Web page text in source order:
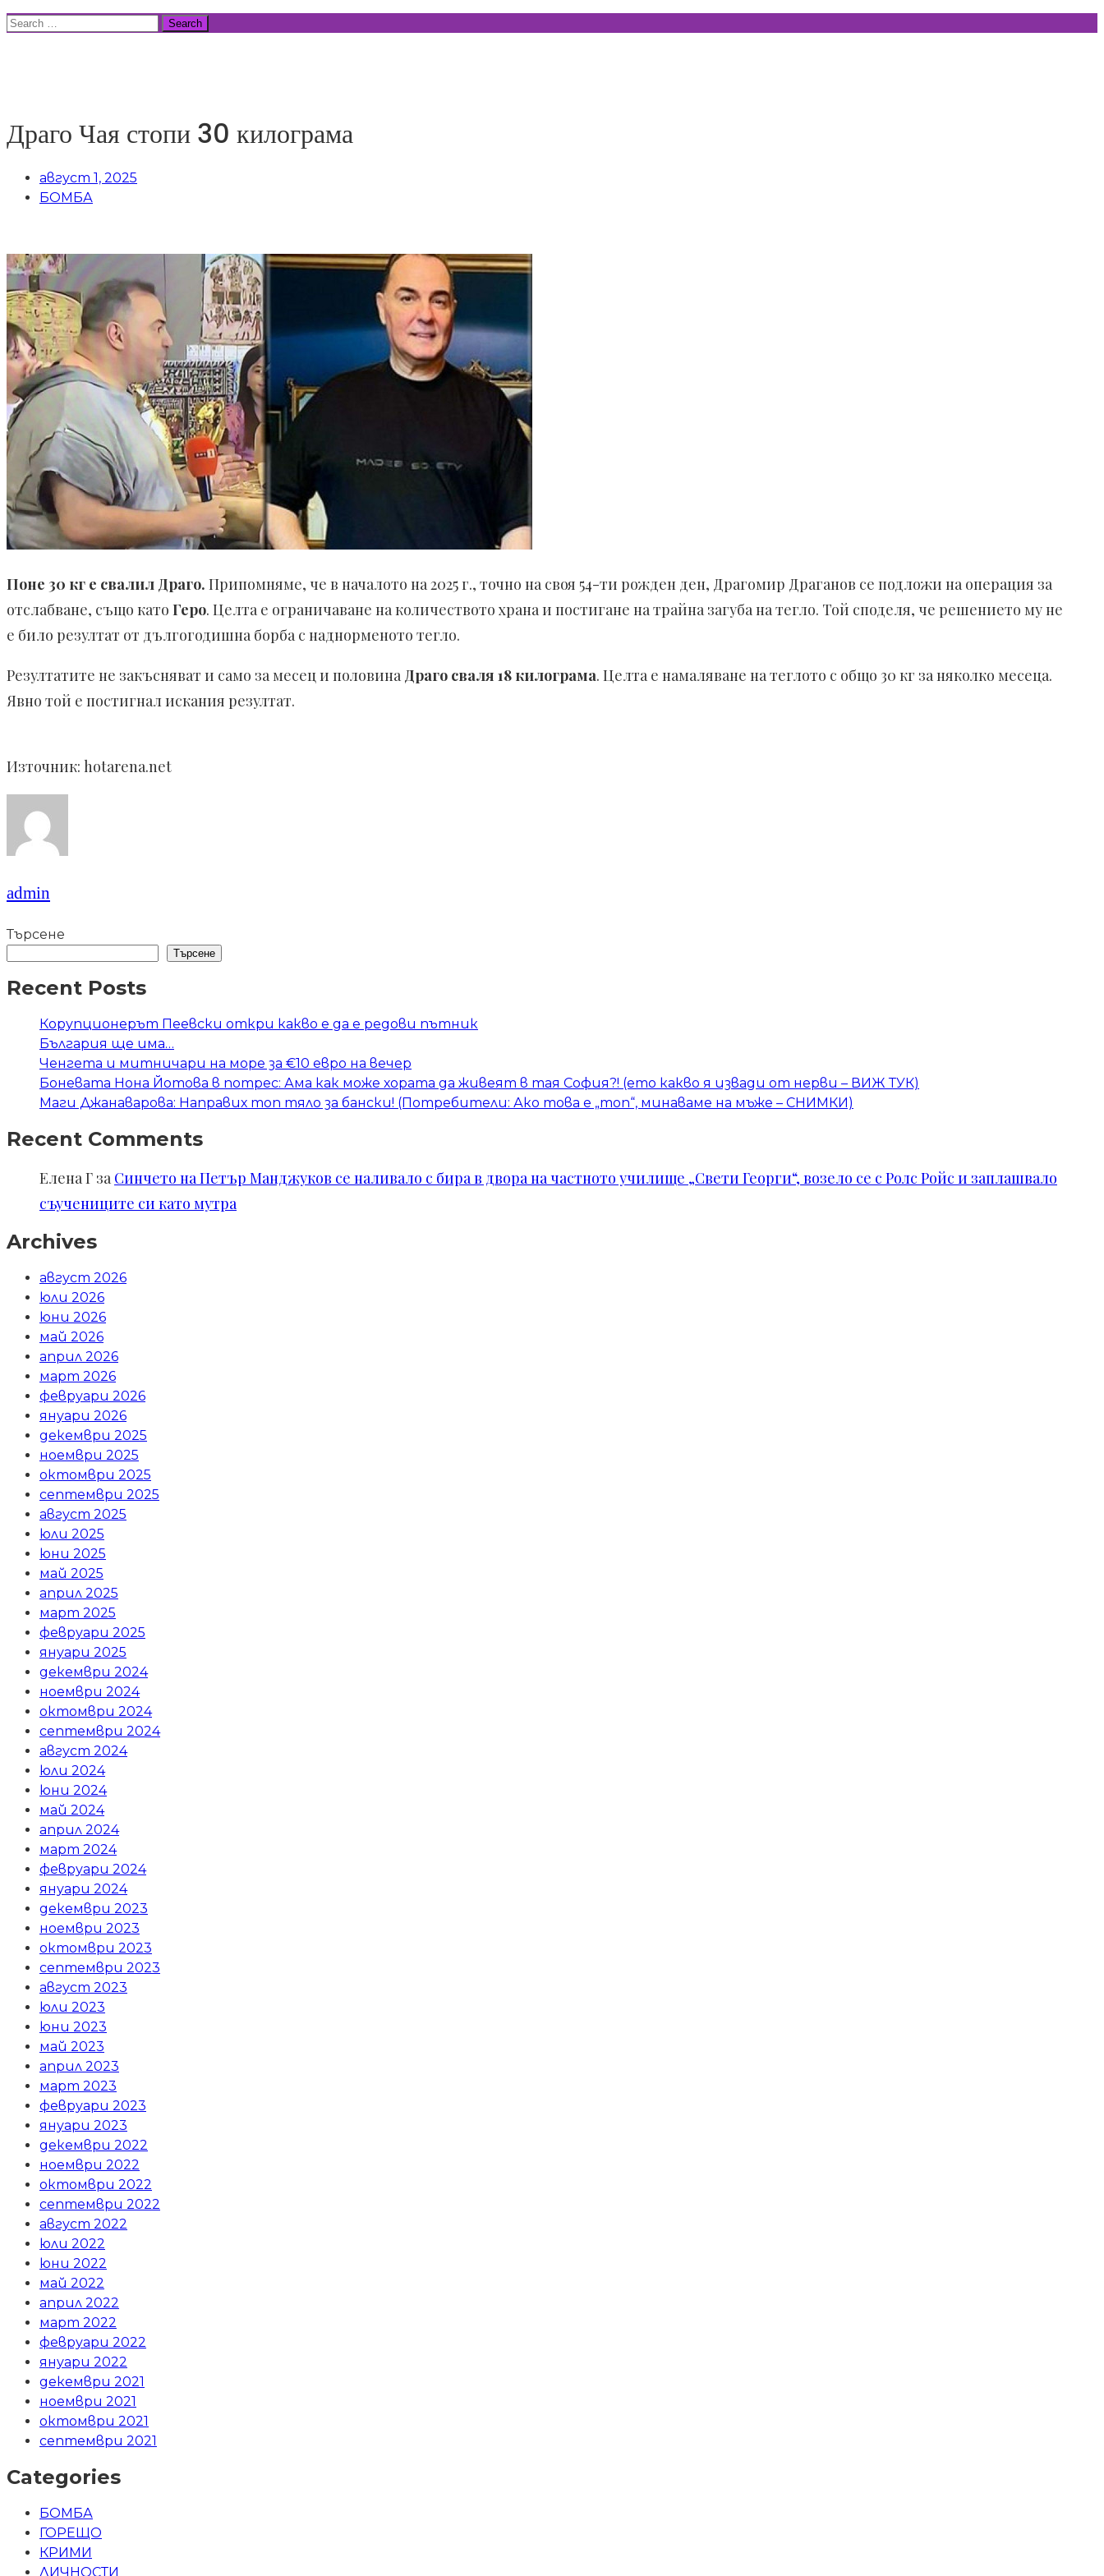
Skip
Search
Драго Чая стопи 30 килограма
август 1, 2025
БОМБА
Поне 30 кг е свалил Драго. Припомняме, че в началото на 2025 г., точно на своя 54-ти рожден ден, Драгомир Драганов се подложи на операция за
отслабване, също като Геро. Целта е ограничаване на количеството храна и постигане на трайна загуба на тегло. Той споделя, че решението му не
е било резултат от дългогодишна борба с наднорменото тегло.
Резултатите не закъсняват и само за месец и половина Драго сваля 18 килограма. Целта е намаляване на теглото с общо 30 кг за няколко месеца.
Явно той е постигнал искания резултат.
Източник: hotarena.net
admin
Търсене
Търсене
Recent Posts
Корупционерът Пеевски откри какво е да е редови пътник
България ще има…
Ченгета и митничари на море за €10 евро на вечер
Боневата Нона Йотова в потрес: Ама как може хората да живеят в тая София?! (ето какво я извади от нерви – ВИЖ ТУК)
Маги Джанаварова: Направих топ тяло за бански! (Потребители: Ако това е „топ“, минаваме на мъже – СНИМКИ)
Recent Comments
Елена Г за Синчето на Петър Манджуков се наливало с бира в двора на частното училище „Свети Георги“, возело се с Ролс Ройс и заплашвало
съучениците си като мутра
Archives
август 2026
юли 2026
юни 2026
май 2026
април 2026
март 2026
февруари 2026
януари 2026
декември 2025
ноември 2025
октомври 2025
септември 2025
август 2025
юли 2025
юни 2025
май 2025
април 2025
март 2025
февруари 2025
януари 2025
декември 2024
ноември 2024
октомври 2024
септември 2024
август 2024
юли 2024
юни 2024
май 2024
април 2024
март 2024
февруари 2024
януари 2024
декември 2023
ноември 2023
октомври 2023
септември 2023
август 2023
юли 2023
юни 2023
май 2023
април 2023
март 2023
февруари 2023
януари 2023
декември 2022
ноември 2022
октомври 2022
септември 2022
август 2022
юли 2022
юни 2022
май 2022
април 2022
март 2022
февруари 2022
януари 2022
декември 2021
ноември 2021
октомври 2021
септември 2021
Categories
БОМБА
ГОРЕЩО
КРИМИ
ЛИЧНОСТИ